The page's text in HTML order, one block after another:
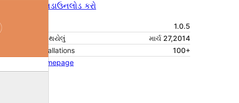
પૂર્વાવલોકનડાઉનલોડ કરો
1.0.5
છેલે અપડેટ થયેલું
માર્ચ 27,2014
Active installations
100+
Theme homepage